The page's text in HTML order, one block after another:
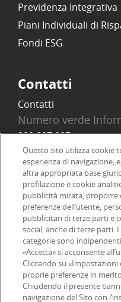
Previdenza Integrativa
Piani Individuali di
Fondi ESG
Contatti
Contatti
Numero verde
800 097 097
Email
info@onlinesim.it
Social
©2026 Online SIM, società
12927410154
Questo sito utilizza cookie
esperienza di navigazione,
altra appropriata base
profilazione e cookie
pubblicità mirata, proporre
preferenze dell’utente,
pubblicitari di terze parti e
social, anche di terze parti.
categorie sono
«Accetta» si acconsente
Cliccando su «Impostazioni
proprie preferenze in
Chiudendo il presente
navigazione del Sito con